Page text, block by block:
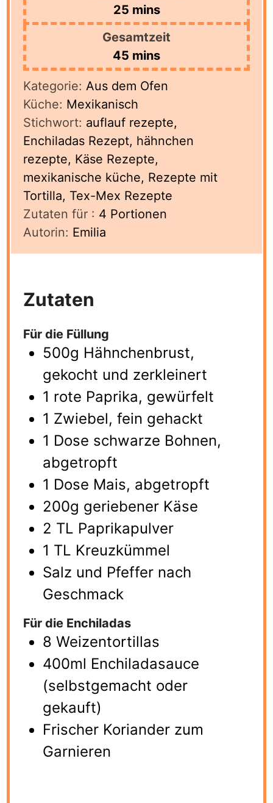
25minutes
mins
Gesamtzeit
45 minutes
mins
Kategorie:Aus dem Ofen
Küche: Mexikanisch
Stichwort: auflauf rezepte,
Enchiladas Rezept, hähnchen
rezepte, Käse Rezepte,
mexikanische küche, Rezepte mit
Tortilla, Tex-Mex Rezepte
Zutaten für : 4 Portionen
Autorin: Emilia
Zutaten
Für die Füllung
500g Hähnchenbrust,
gekocht und zerkleinert
1 rote Paprika, gewürfelt
1 Zwiebel, fein gehackt
1 Dose schwarze Bohnen,
abgetropft
1 Dose Mais, abgetropft
200g geriebener Käse
2 TL Paprikapulver
1 TL Kreuzkümmel
Salz und Pfeffer nach
Geschmack
Für die Enchiladas
8 Weizentortillas
400ml Enchiladasauce
(selbstgemacht oder
gekauft)
Frischer Koriander zum
Garnieren